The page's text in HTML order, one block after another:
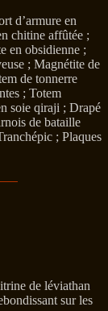
d’armure en
chitine affûtée ;
en obsidienne ;
; Magnétite de
de tonnerre
; Totem
soie qiraji ; Drapé
de bataille
; Plaques
de léviathan
sur les